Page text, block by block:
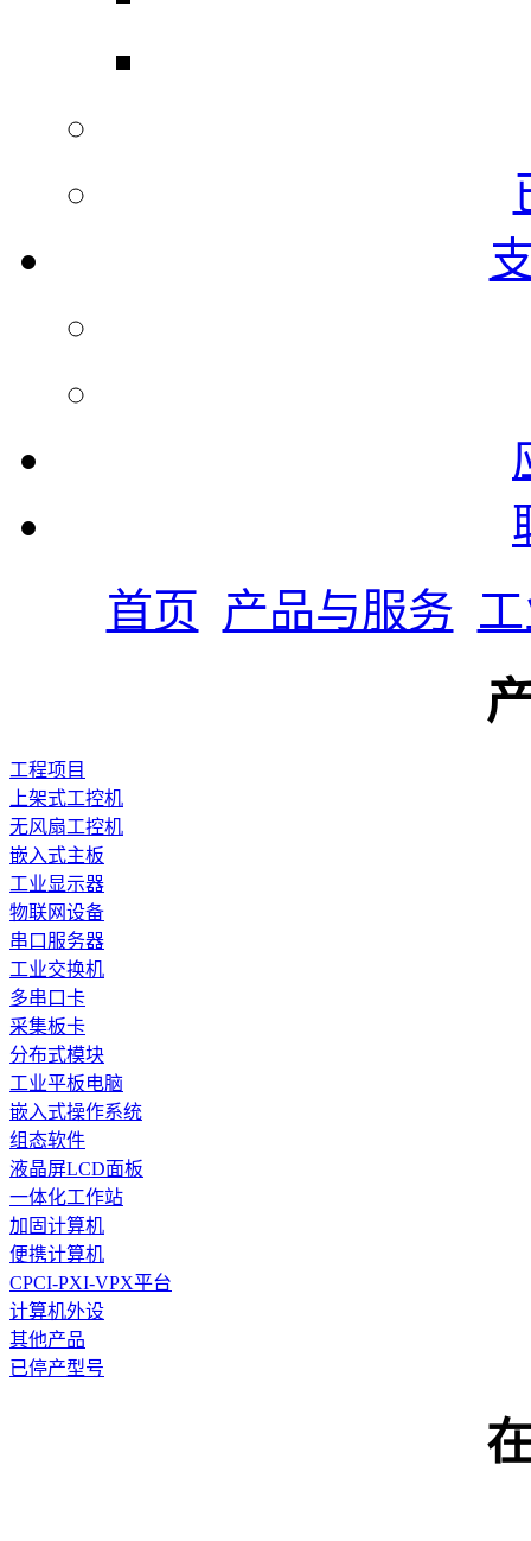
首页 产品与服务
工程项目
上架式工控机
无风扇工控机
嵌入式主板
工业显示器
物联网设备
串口服务器
工业交换机
多串口卡
采集板卡
分布式模块
工业平板电脑
嵌入式操作系统
组态软件
液晶屏LCD面板
一体化工作站
加固计算机
便携计算机
CPCI-PXI-VPX平台
计算机外设
其他产品
已停产型号